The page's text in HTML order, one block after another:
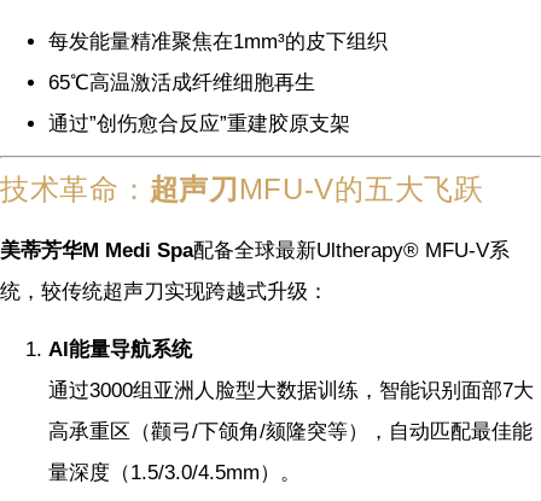
每发能量精准聚焦在1mm³的皮下组织
65℃高温激活成纤维细胞再生
通过”创伤愈合反应”重建胶原支架
技术革命： 超声刀 MFU-V的五大飞跃
美蒂芳华M Medi Spa配备全球最新Ultherapy® MFU-V系
统，较传统超声刀实现跨越式升级：
AI能量导航系统
通过3000组亚洲人脸型大数据训练，智能识别面部7大
高承重区（颧弓/下颌角/颏隆突等），自动匹配最佳能
量深度（1.5/3.0/4.5mm）。